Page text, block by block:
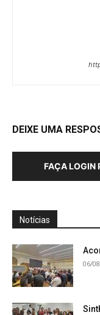
DEIXE UMA
FAÇA LOGIN
Notícias
06/